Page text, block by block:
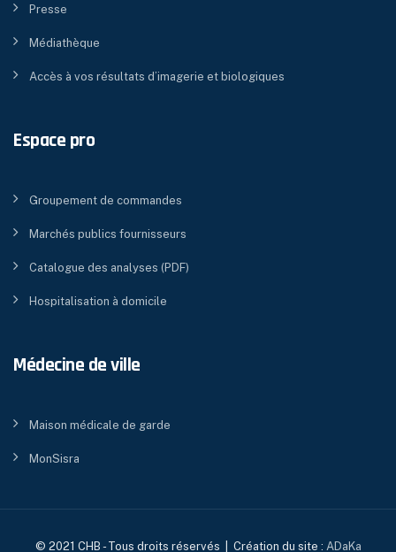
Presse
Médiathèque
Accès à vos résultats d’imagerie et biologiques
Espace pro
Groupement de commandes
Marchés publics fournisseurs
Catalogue des analyses (PDF)
Hospitalisation à domicile
Médecine de ville
Maison médicale de garde
MonSisra
© 2021 CHB - Tous droits réservés | Création du site : ADaKa